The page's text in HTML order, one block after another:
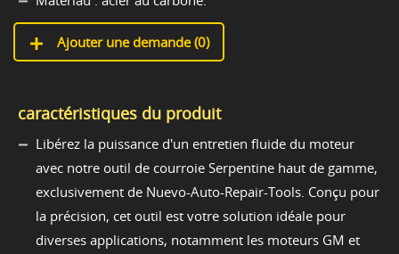
Ajouter une demande (0)
caractéristiques du produit
Libérez la puissance d'un entretien fluide du moteur
avec notre outil de courroie Serpentine haut de gamme,
exclusivement de Nuevo-Auto-Repair-Tools. Conçu pour
la précision, cet outil est votre solution idéale pour
diverses applications, notamment les moteurs GM et